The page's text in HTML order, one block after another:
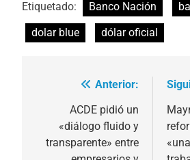
Etiquetado: Banco Nación
dolar blue
dólar oficial
Navegación
entradas
Anterior:
ACDE pidió un
«diálogo fluido y
transparente» entre